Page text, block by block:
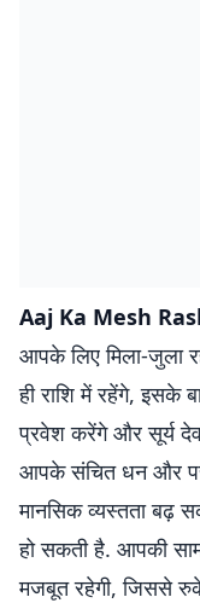
Aaj Ka Mesh
आपके लिए मिला-जुला
ही राशि में रहेंगे, इसके
प्रवेश करेंगे और सूर्य
आपके संचित धन और
मानसिक व्यस्तता बढ़
हो सकती है. आपकी
मजबूत रहेगी, जिससे रुके